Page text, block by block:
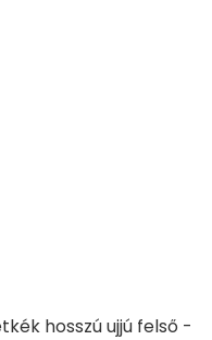
hosszú ujjú felső -